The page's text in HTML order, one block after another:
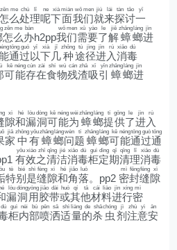
zěn
么
me
处
chù
理
lǐ
呢
ne
下
xià
面
miàn
我
wǒ
们
men
就
jiù
来
lái
探
tàn
讨
tǎo
一
yī
怎
zěn
么
me
办
bàn
h2pp我
wǒ
们
men
需
xū
要
yào
了
le
解
jiě
蟑
zhāng
螂
láng
进
jìn
通
tōng
过
guò
以
yǐ
下
xià
几
jǐ
种
zhǒng
途
tú
径
jìng
进
jìn
入
rù
消
xiāo
毒
dú
可
kě
能
néng
存
cún
在
zài
食
shí
物
wù
残
cán
渣
zhā
吸
xī
引
yǐn
蟑
zhāng
螂
láng
进
jìn
隙
xì
和
hé
漏
lòu
洞
dòng
可
kě
能
néng
为
wèi
蟑
zhāng
螂
láng
提
tí
供
gōng
了
le
进
jìn
入
rù
家
jiā
中
zhōng
有
yǒu
蟑
zhāng
螂
láng
问
wèn
题
tí
蟑
zhāng
螂
láng
可
kě
能
néng
通
tōng
过
guò
通
tōng
有
yǒu
效
xiào
之
zhī
清
qīng
洁
jié
消
xiāo
毒
dú
柜
guì
定
dìng
期
qī
清
qīng
理
lǐ
消
xiāo
毒
dú
特
tè
别
bié
是
shì
缝
fèng
隙
xì
和
hé
角
jiǎo
落
luò
。pp2 密
mì
封
fēng
缝
fèng
隙
xì
hé
漏
lòu
洞
dòng
用
yòng
胶
jiāo
带
dài
或
huò
其
qí
他
tā
材
cái
料
liào
进
jìn
行
xíng
密
mì
dú
柜
guì
内
nèi
部
bù
喷
pēn
洒
sǎ
适
shì
量
liàng
的
de
杀
shā
虫
chóng
剂
jì
注
zhù
意
yì
安
ān